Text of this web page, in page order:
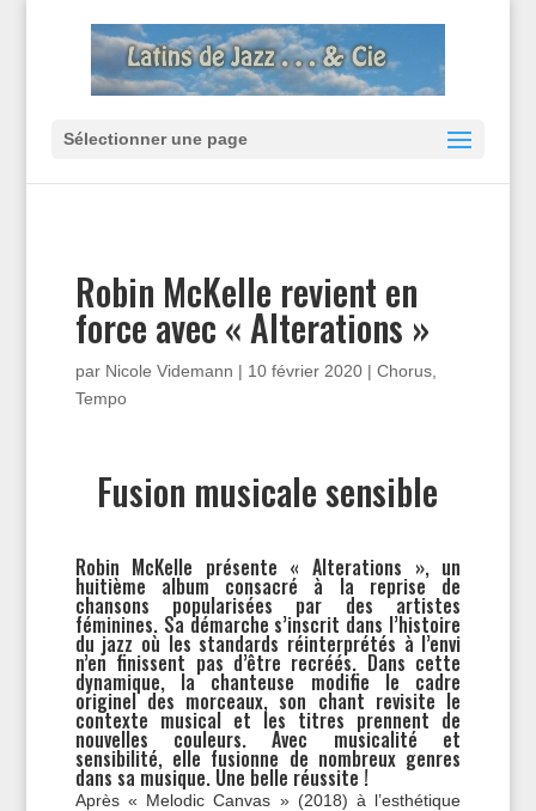
Sélectionner une page
Robin McKelle revient en
force avec « Alterations »
par Nicole Videmann | 10 février 2020| Chorus,
Tempo
Fusion musicale sensible
Robin McKelle présente « Alterations », un
huitième album consacré à la reprise de
chansons popularisées par des artistes
féminines. Sa démarche s’inscrit dans l’histoire
du jazz où les standards réinterprétés à l’envi
n’en finissent pas d’être recréés. Dans cette
dynamique, la chanteuse modifie le cadre
originel des morceaux, son chant revisite le
contexte musical et les titres prennent de
nouvelles couleurs. Avec musicalité et
sensibilité, elle fusionne de nombreux genres
dans sa musique. Une belle réussite !
Après « Melodic Canvas » (2018) à l’esthétique